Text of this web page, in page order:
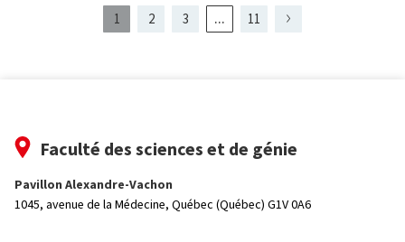
Page
1présentement
Page
2 Page
3 ...PagePage
11
Page
Faculté des sciences et de génie
Pavillon Alexandre-Vachon
1045, avenue de la Médecine, Québec (Québec) G1V 0A6